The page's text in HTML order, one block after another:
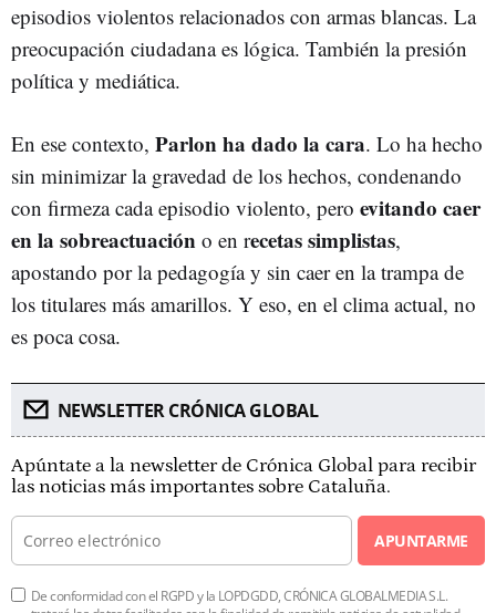
episodios violentos relacionados con armas blancas. La
preocupación ciudadana es lógica. También la presión
política y mediática.
En ese contexto, Parlon ha dado la cara. Lo ha hecho
sin minimizar la gravedad de los hechos, condenando
con firmeza cada episodio violento, pero evitando caer
en la sobreactuación o en recetas simplistas,
apostando por la pedagogía y sin caer en la trampa de
los titulares más amarillos. Y eso, en el clima actual, no
es poca cosa.
NEWSLETTER CRÓNICA GLOBAL
Apúntate a la newsletter de Crónica Global para recibir
las noticias más importantes sobre Cataluña.
APUNTARME
De conformidad con el RGPD y la LOPDGDD, CRÓNICA GLOBALMEDIA S.L.